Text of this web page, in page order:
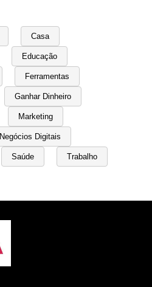
Casa
Educação
Ferramentas
Ganhar Dinheiro
Marketing
Negócios Digitais
Saúde Trabalho